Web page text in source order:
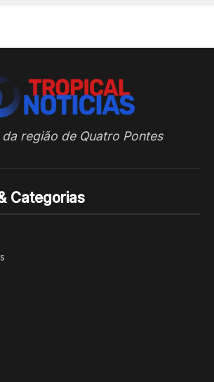
região de Quatro Pontes
Categorias